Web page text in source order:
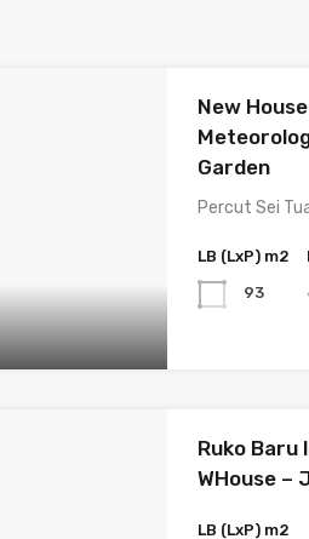
New
Garden
Percut Sei
LB (LxP) m2
93
Ruko Baru
WHouse –
LB (LxP) m2